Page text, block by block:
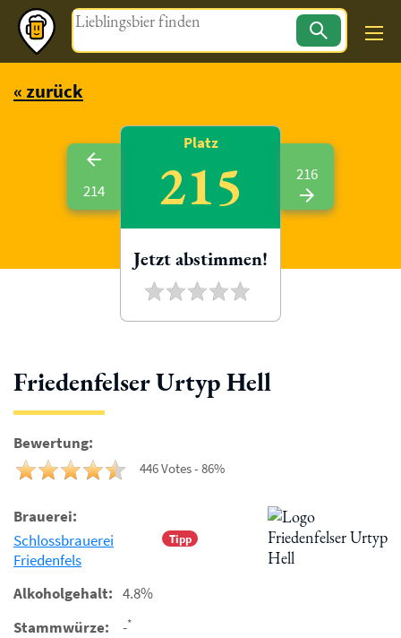
Magazin
« zurück
Friedenfelser Urtyp Hell
Bewertung:
446 Votes - 86%
Brauerei:
Tipp
Schlossbrauerei
Friedenfels
Alkoholgehalt: 4.8%
Stammwürze:
-*
214
Platz
215
Jetzt abstimmen!
216